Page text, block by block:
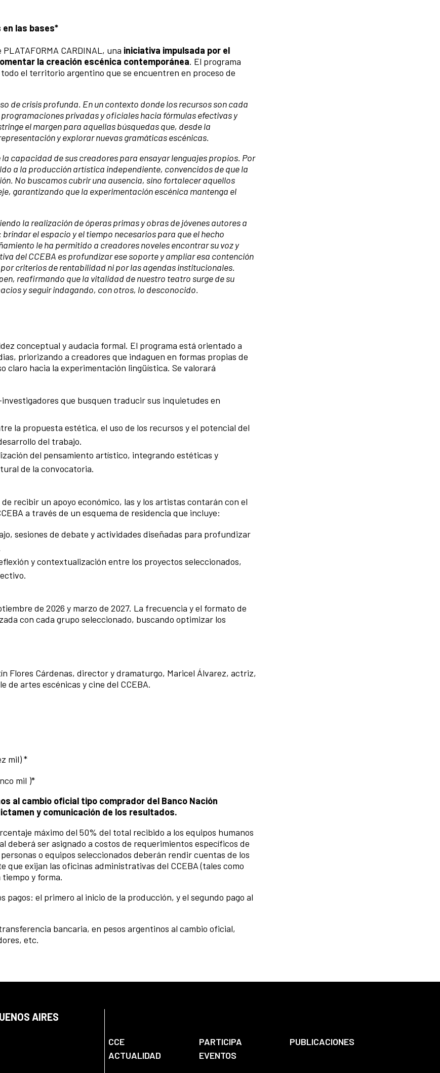
las bases*
CARDINAL, una iniciativa impulsada por el
la creación escénica contemporánea. El programa
el territorio argentino que se encuentren en proceso de
de crisis profunda. En un contexto donde los recursos son cada
privadas y oficiales hacia fórmulas efectivas y
el margen para aquellas búsquedas que, desde la
y explorar nuevas gramáticas escénicas.
capacidad de sus creadores para ensayar lenguajes propios. Por
a la producción artística independiente, convencidos de que la
No buscamos cubrir una ausencia, sino fortalecer aquellos
garantizando que la experimentación escénica mantenga el
la realización de óperas primas y obras de jóvenes autores a
el espacio y el tiempo necesarios para que el hecho
le ha permitido a creadores noveles encontrar su voz y
del CCEBA es profundizar ese soporte y ampliar esa contención
criterios de rentabilidad ni por las agendas institucionales.
reafirmando que la vitalidad de nuestro teatro surge de su
y seguir indagando, con otros, lo desconocido.
conceptual y audacia formal. El programa está orientado a
priorizando a creadores que indaguen en formas propias de
claro hacia la experimentación lingüística. Se valorará
que busquen traducir sus inquietudes en
la propuesta estética, el uso de los recursos y el potencial del
del trabajo.
del pensamiento artístico, integrando estéticas y
de la convocatoria.
recibir un apoyo económico, las y los artistas contarán con el
a través de un esquema de residencia que incluye:
sesiones de debate y actividades diseñadas para profundizar
y contextualización entre los proyectos seleccionados,
de 2026 y marzo de 2027. La frecuencia y el formato de
con cada grupo seleccionado, buscando optimizar los
Flores Cárdenas, director y dramaturgo, Maricel Álvarez, actriz,
de artes escénicas y cine del CCEBA.
mil) *
mil )*
al cambio oficial tipo comprador del Banco Nación
y comunicación de los resultados.
máximo del 50% del total recibido a los equipos humanos
deberá ser asignado a costos de requerimientos específicos de
o equipos seleccionados deberán rendir cuentas de los
exijan las oficinas administrativas del CCEBA (tales como
y forma.
pagos: el primero al inicio de la producción, y el segundo pago al
bancaria, en pesos argentinos al cambio oficial,
etc.
AIRES
CCE PARTICIPA
PUBLICACIONES
ACTUALIDAD
EVENTOS